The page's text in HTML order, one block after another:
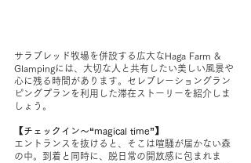
サラブレッド牧場を併設する広大なHaga Farm &
Glampingには、大切な人と共有したい美しい風景や
心に残る時間があります。セレブレーショングラン
ピングプランを利用した滞在ストーリーを紹介しま
しょう。
【チェックイン～“magical time”】
エントランスを抜けると、そこは喧騒が届かない森
の中。到着と同時に、脱日常の開放感に包まれま